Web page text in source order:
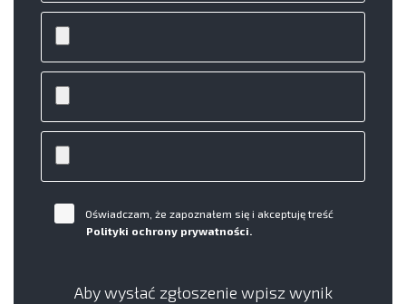
Oświadczam, że zapoznałem się i akceptuję treść
Polityki ochrony prywatności.
Aby wysłać zgłoszenie wpisz wynik